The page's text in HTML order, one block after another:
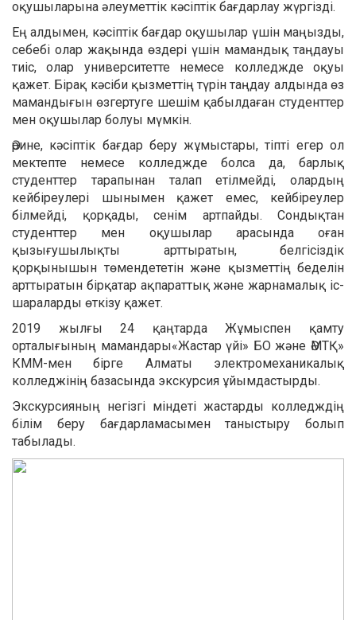
оқушыларына әлеуметтік кәсіптік бағдарлау жүргізді.
Ең алдымен, кәсіптік бағдар оқушылар үшін маңызды,
себебі олар жақында өздері үшін мамандық таңдауы
тиіс, олар университетте немесе колледжде оқуы
қажет. Бірақ кәсіби қызметтің түрін таңдау алдында өз
мамандығын өзгертуге шешім қабылдаған студенттер
мен оқушылар болуы мүмкін.
Әрине, кәсіптік бағдар беру жұмыстары, тіпті егер ол
мектепте немесе колледжде болса да, барлық
студенттер тарапынан талап етілмейді, олардың
кейбіреулері шынымен қажет емес, кейбіреулер
білмейді, қорқады, сенім артпайды. Сондықтан
студенттер мен оқушылар арасында оған
қызығушылықты арттыратын, белгісіздік
қорқынышын төмендететін және қызметтің беделін
арттыратын бірқатар ақпараттық және жарнамалық іс-
шараларды өткізу қажет.
2019 жылғы 24 қаңтарда Жұмыспен қамту
орталығының мамандары«Жастар үйі» БО және ӘМТҚ»
КММ-мен бірге Алматы электромеханикалық
колледжінің базасында экскурсия ұйымдастырды.
Экскурсияның негізгі міндеті жастарды колледждің
білім беру бағдарламасымен таныстыру болып
табылады.